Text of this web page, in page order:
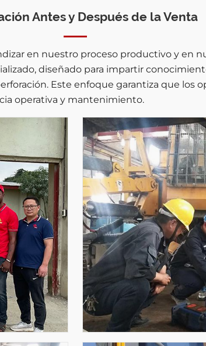
Antes y Después de la Venta
en nuestro proceso productivo y en
diseñado para impartir
Este enfoque garantiza que los
operativa y mantenimiento.